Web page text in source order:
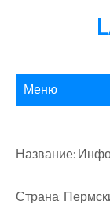
Меню
Название:
Страна: